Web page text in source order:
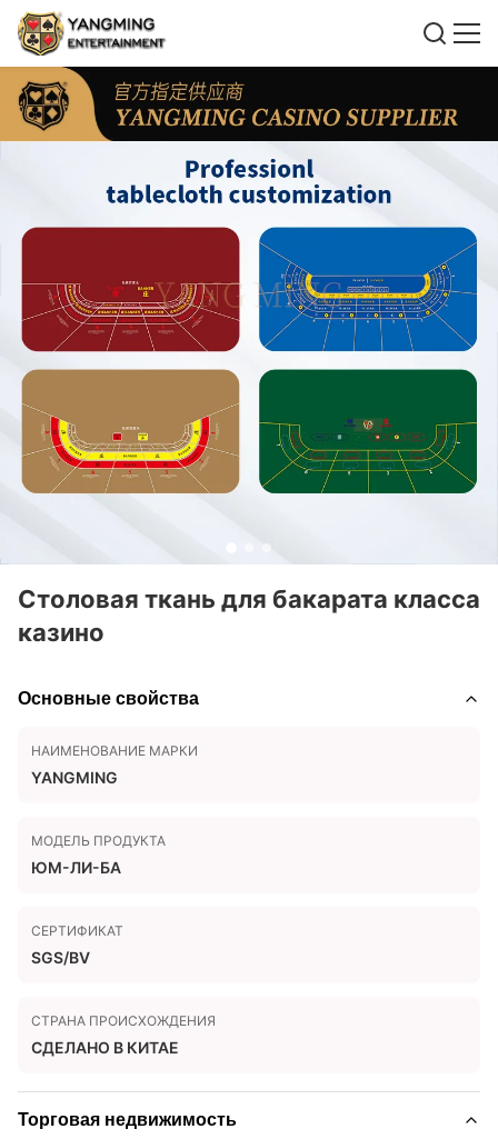
Столовая ткань для бакарата класса
казино
Основные свойства
НАИМЕНОВАНИЕ МАРКИ
YANGMING
МОДЕЛЬ ПРОДУКТА
ЮМ-ЛИ-БА
СЕРТИФИКАТ
SGS/BV
СТРАНА ПРОИСХОЖДЕНИЯ
СДЕЛАНО В КИТАЕ
Торговая недвижимость